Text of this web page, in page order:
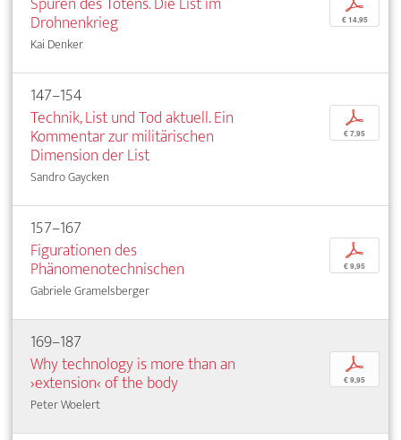
Drohnenkrieg
Kai Denker
€ 14,95
147–154
Technik, List und Tod aktuell. Ein
Kommentar zur militärischen
Dimension der List
Sandro Gaycken
p
€ 7,95
157–167
Figurationen des
Phänomenotechnischen
Gabriele Gramelsberger
p
€ 9,95
169–187
Why technology is more than an
›extension‹ of the body
Peter Woelert
p
€ 9,95